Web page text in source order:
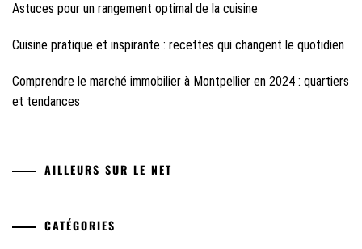
Astuces pour un rangement optimal de la cuisine
Cuisine pratique et inspirante : recettes qui changent le quotidien
Comprendre le marché immobilier à Montpellier en 2024 : quartiers
et tendances
AILLEURS SUR LE NET
CATÉGORIES